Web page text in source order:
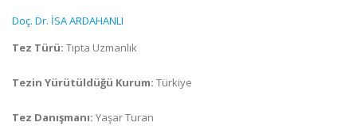
Doç. Dr. İSA ARDAHANLI
Tez Türü: Tıpta Uzmanlık
Tezin Yürütüldüğü Kurum: Türkiye
Tez Danışmanı: Yaşar Turan